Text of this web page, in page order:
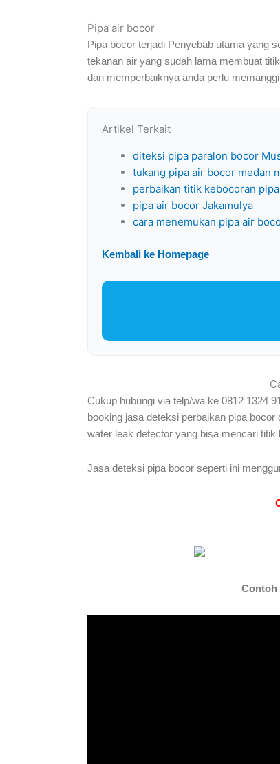
Pipa air bocor
Pipa bocor terjadi Penyebab utama yang
tekanan air yang sudah lama membuat
dan memperbaiknya anda perlu
Artikel Terkait
diteksi pipa paralon bocor
tukang pipa air bocor medan
perbaikan titik kebocoran
pipa air bocor Jakamulya
cara menemukan pipa air
Kembali ke Homepage
Cukup hubungi via telp/wa ke 0812 1324
booking jasa deteksi perbaikan pipa
water leak detector yang bisa mencari
Jasa deteksi pipa bocor seperti ini
Contoh